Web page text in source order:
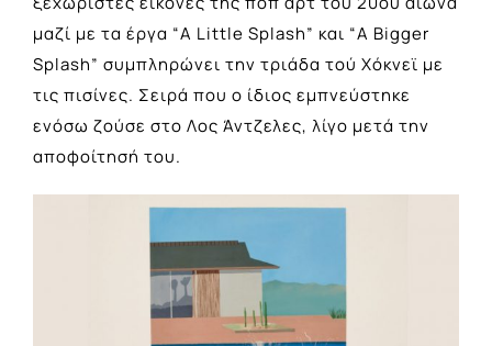
μαζί με τα έργα “A Little Splash” και “A Bigger
Splash” συμπληρώνει την τριάδα τού Χόκνεϊ με
τις πισίνες. Σειρά που ο ίδιος εμπνεύστηκε
ενόσω ζούσε στο Λος Άντζελες, λίγο μετά την
αποφοίτησή του.